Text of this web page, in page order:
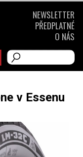
v Essenu
NEWSLETTER
PŘEDPLATNÉ
O NÁS